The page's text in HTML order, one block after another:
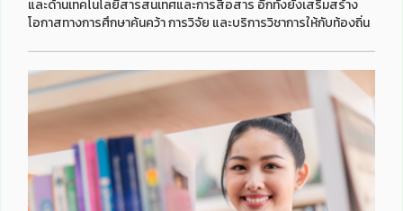
และด้านเทคโนโลยีสารสนเทศและการสื่อสาร อีกทั้งยังเสริมสร้าง
โอกาสทางการศึกษาค้นคว้า การวิจัย และบริการวิชาการให้กับท้องถิ่น